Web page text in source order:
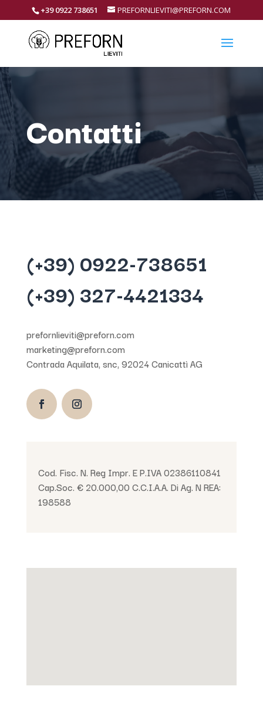
+39 0922 738651 PREFORNLIEVITI@PREFORN.COM
Contatti
(+39) 0922-738651
(+39) 327-4421334
prefornlieviti@preforn.com
marketing@preforn.com
Contrada Aquilata, snc, 92024 Canicattì AG
Cod. Fisc. N. Reg Impr. E P.IVA 02386110841
Cap.Soc. € 20.000,00 C.C.I.A.A. Di Ag. N REA:
198588